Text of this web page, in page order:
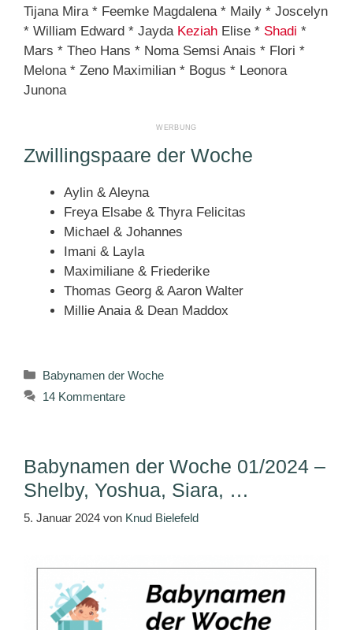
Tijana Mira * Feemke Magdalena * Maily * Joscelyn
* William Edward * Jayda Keziah Elise * Shadi *
Mars * Theo Hans * Noma Semsi Anais * Flori *
Melona * Zeno Maximilian * Bogus * Leonora
Junona
Zwillingspaare der Woche
Aylin & Aleyna
Freya Elsabe & Thyra Felicitas
Michael & Johannes
Imani & Layla
Maximiliane & Friederike
Thomas Georg & Aaron Walter
Millie Anaia & Dean Maddox
Kategorien
Babynamen der Woche
14 Kommentare
Babynamen der Woche 01/2024 –
Shelby, Yoshua, Siara, …
5. Januar 2024 von Knud Bielefeld